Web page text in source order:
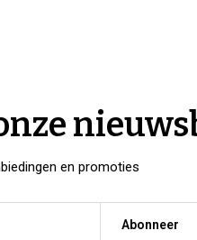
en promoties
Abonneer